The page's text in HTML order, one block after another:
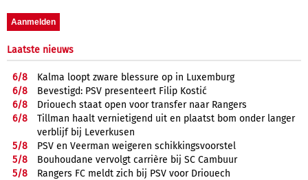
Laatste nieuws
6/8
Kalma loopt zware blessure op in Luxemburg
6/8
Bevestigd: PSV presenteert Filip Kostić
6/8
Driouech staat open voor transfer naar Rangers
6/8
Tillman haalt vernietigend uit en plaatst bom onder langer
verblijf bij Leverkusen
5/8
PSV en Veerman weigeren schikkingsvoorstel
5/8
Bouhoudane vervolgt carrière bij SC Cambuur
5/8
Rangers FC meldt zich bij PSV voor Driouech